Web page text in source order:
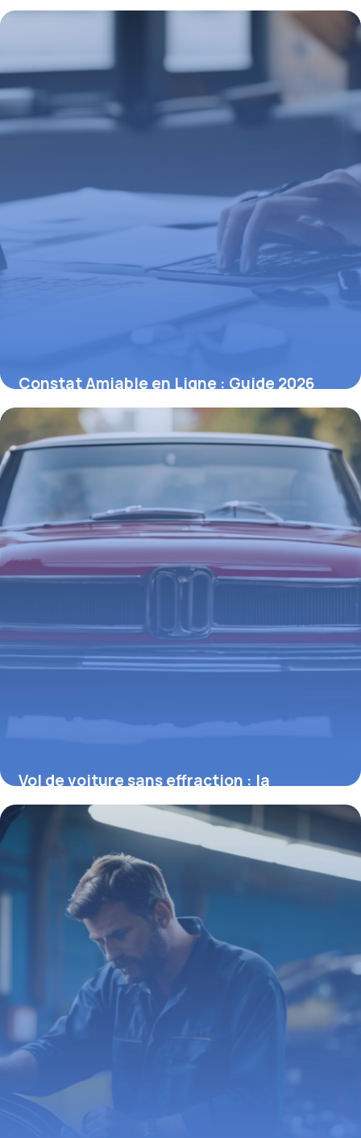
27 avril 2026
Constat Amiable en Ligne : Guide 2026
17 avril 2026
Vol de voiture sans effraction : la
jurisprudence et ses implications